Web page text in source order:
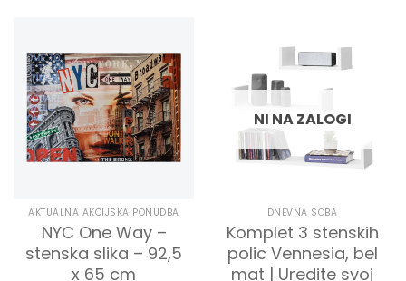
AKTUALNA AKCIJSKA PONUDBA
NYC One Way –
stenska slika – 92,5
x 65 cm
NI NA ZALOGI
DNEVNA SOBA
Komplet 3 stenskih
polic Vennesia, bel
mat | Uredite svoj